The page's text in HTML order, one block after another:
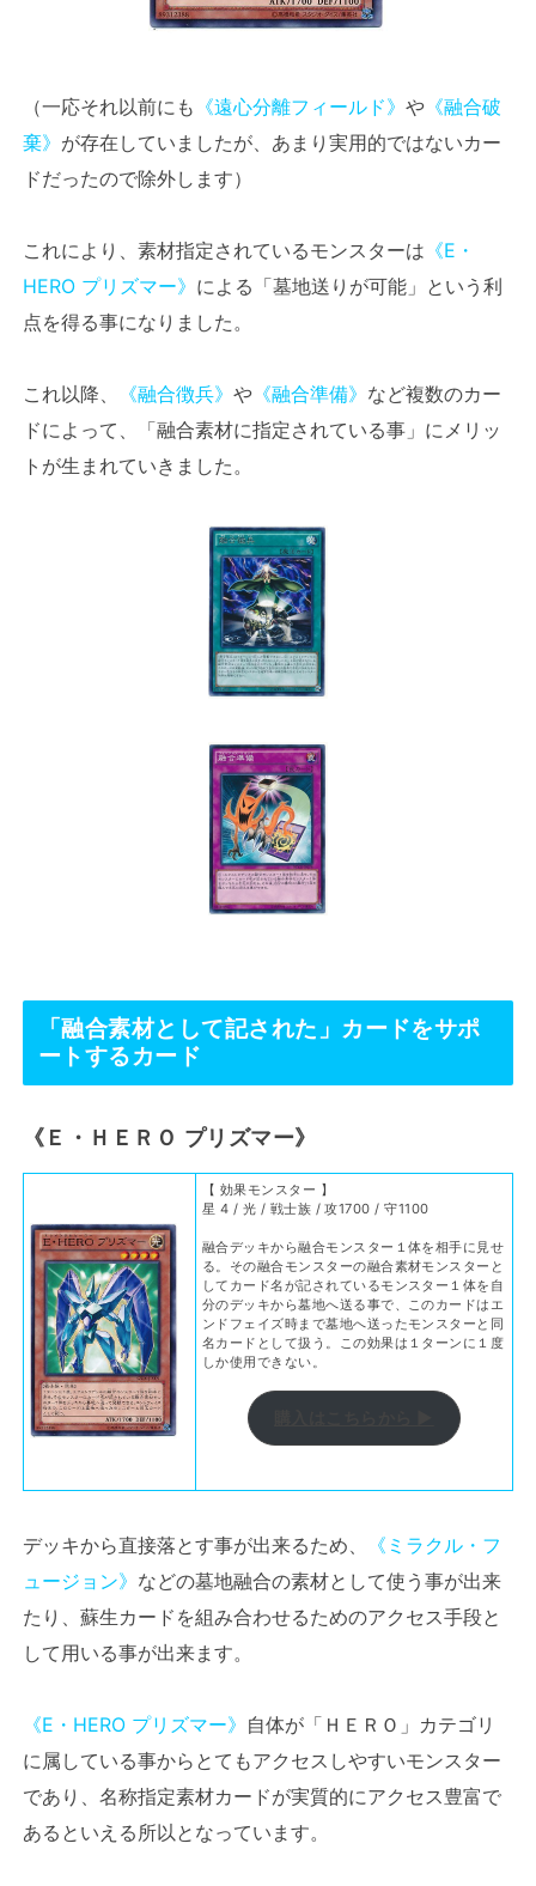
（一応それ以前にも 《遠心分離フィールド》 や 《融合破
棄》 が存在していましたが、あまり実用的ではないカー
ドだったので除外します）
これにより、素材指定されているモンスターは 《E・
HERO プリズマー》 による「墓地送りが可能」という利
点を得る事になりました。
これ以降、 《融合徴兵》 や 《融合準備》 など複数のカー
ドによって、「融合素材に指定されている事」にメリッ
トが生まれていきました。
「融合素材として記された」カードをサポ
ートするカード
《Ｅ・ＨＥＲＯ プリズマー》
【 効果モンスター 】
星 4 / 光 / 戦士族 / 攻1700 / 守1100
融合デッキから融合モンスター１体を相手に見せ
る。その融合モンスターの融合素材モンスターと
してカード名が記されているモンスター１体を自
分のデッキから墓地へ送る事で、このカードはエ
ンドフェイズ時まで墓地へ送ったモンスターと同
名カードとして扱う。この効果は１ターンに１度
しか使用できない。
デッキから直接落とす事が出来るため、
《ミラクル・フ
ュージョン》 などの墓地融合の素材として使う事が出来
たり、蘇生カードを組み合わせるためのアクセス手段と
して用いる事が出来ます。
《E・HERO プリズマー》 自体が「ＨＥＲＯ」カテゴリ
に属している事からとてもアクセスしやすいモンスター
であり、名称指定素材カードが実質的にアクセス豊富で
あるといえる所以となっています。